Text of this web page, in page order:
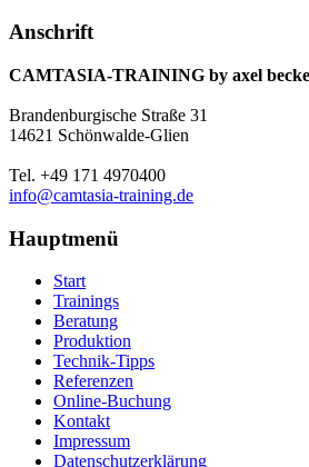
Anschrift
CAMTASIA-TRAINING by axel
Brandenburgische Straße 31
14621 Schönwalde-Glien
Tel. +49 171 4970400
info@camtasia-training.de
Hauptmenü
Start
Trainings
Beratung
Produktion
Technik-Tipps
Referenzen
Online-Buchung
Kontakt
Impressum
Datenschutzerklärung